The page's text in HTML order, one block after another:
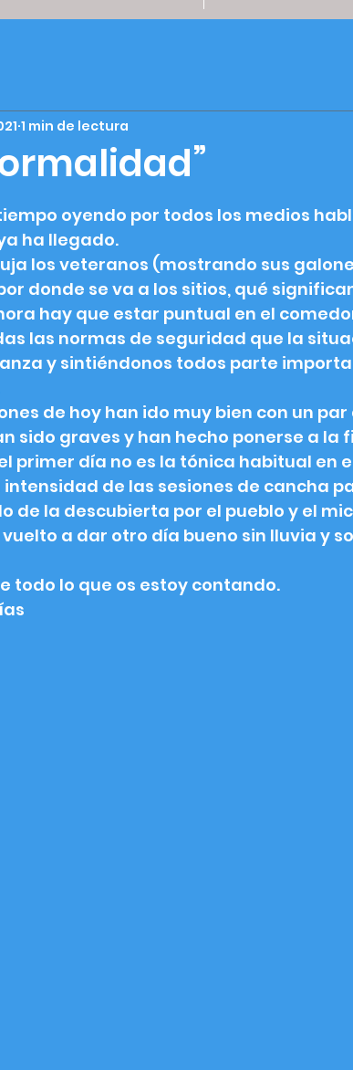
1 min de lectura
oyendo por todos los medios
ha llegado.
los veteranos (mostrando sus
donde se va a los sitios, qué
hay que estar puntual en el
las normas de seguridad que la
y sintiéndonos todos parte
de hoy han ido muy bien con un par
sido graves y han hecho ponerse a la
primer día no es la tónica habitual en
de las sesiones de cancha
de la descubierta por el pueblo y el
a dar otro día bueno sin lluvia y
todo lo que os estoy contando.